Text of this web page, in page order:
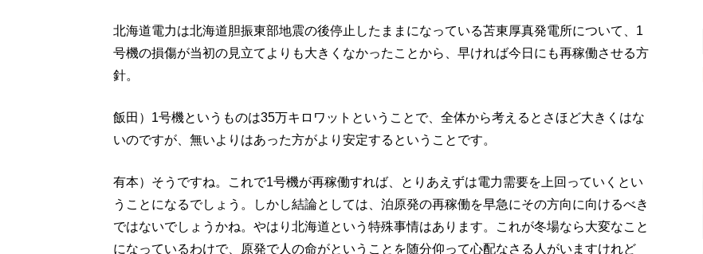
北海道電力は北海道胆振東部地震の後停止したままになっている苫東厚真発電所について、1
号機の損傷が当初の見立てよりも大きくなかったことから、早ければ今日にも再稼働させる方
針。
飯田）1号機というものは35万キロワットということで、全体から考えるとさほど大きくはな
いのですが、無いよりはあった方がより安定するということです。
有本）そうですね。これで1号機が再稼働すれば、とりあえずは電力需要を上回っていくとい
うことになるでしょう。しかし結論としては、泊原発の再稼働を早急にその方向に向けるべき
ではないでしょうかね。やはり北海道という特殊事情はあります。これが冬場なら大変なこと
になっているわけで、原発で人の命がということを随分仰って心配なさる人がいますけれど